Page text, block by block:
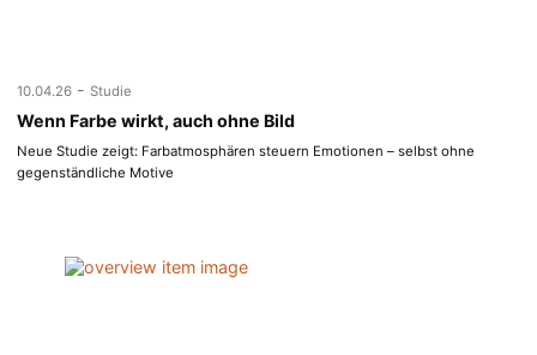
10.04.26 - Studie
Wenn Farbe wirkt, auch ohne Bild
Neue Studie zeigt: Farbatmosphären steuern Emotionen – selbst ohne
gegenständliche Motive